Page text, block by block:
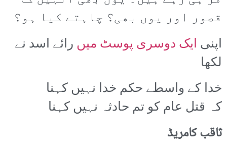
قصور اور یوں بھی؟ چاہتے کیا ہو؟
اپنی ایک دوسری پوسٹ میںرائے اسد نے
لکھا
خدا کے واسطے حکم خدا نہیں کہنا
کہ قتل عام کو تم حادثہ نہیں کہنا
ثاقب کامریڈ